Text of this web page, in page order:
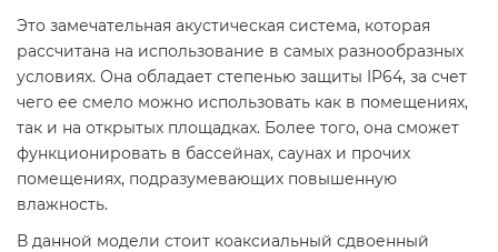
Это замечательная акустическая система, которая
рассчитана на использование в самых разнообразных
условиях. Она обладает степенью защиты IP64, за счет
чего ее смело можно использовать как в помещениях,
так и на открытых площадках. Более того, она сможет
функционировать в бассейнах, саунах и прочих
помещениях, подразумевающих повышенную
влажность.
В данной модели стоит коаксиальный сдвоенный